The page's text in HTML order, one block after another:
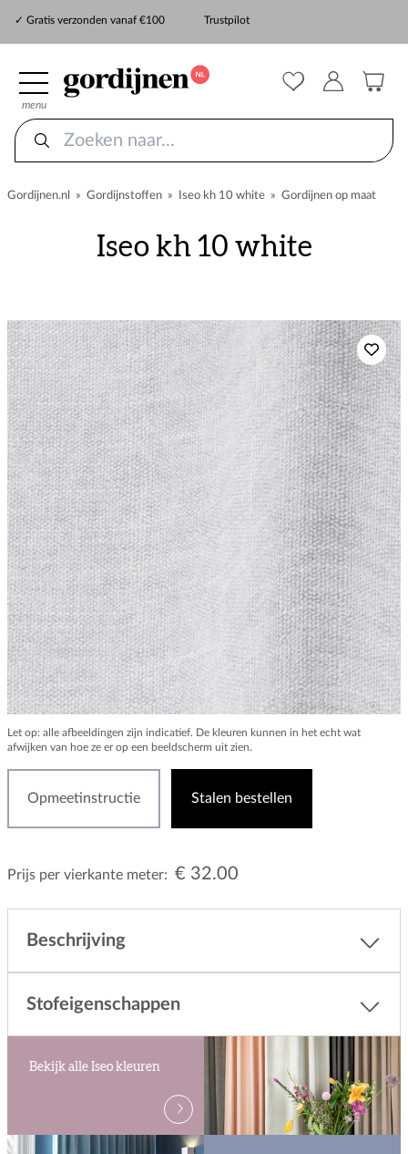
✓ Gratis verzonden vanaf €100
Trustpilot
menu
Gordijnen.nl » Gordijnstoffen » Iseo kh 10 white » Gordijnen op maat
Iseo kh 10 white
Let op: alle afbeeldingen zijn indicatief. De kleuren kunnen in het echt wat
afwijken van hoe ze er op een beeldscherm uit zien.
Opmeetinstructie Stalen bestellen
Prijs per vierkante meter: € 32.00
Beschrijving
Stofeigenschappen
Bekijk alle Iseo kleuren